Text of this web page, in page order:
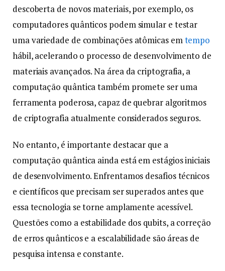
descoberta de novos materiais, por exemplo, os
computadores quânticos podem simular e testar
uma variedade de combinações atômicas emtempo
hábil, acelerando o processo de desenvolvimento de
materiais avançados. Na área da criptografia, a
computação quântica também promete ser uma
ferramenta poderosa, capaz de quebrar algoritmos
de criptografia atualmente considerados seguros.
No entanto, é importante destacar que a
computação quântica ainda está em estágios iniciais
de desenvolvimento. Enfrentamos desafios técnicos
e científicos que precisam ser superados antes que
essa tecnologia se torne amplamente acessível.
Questões como a estabilidade dos qubits, a correção
de erros quânticos e a escalabilidade são áreas de
pesquisa intensa e constante.